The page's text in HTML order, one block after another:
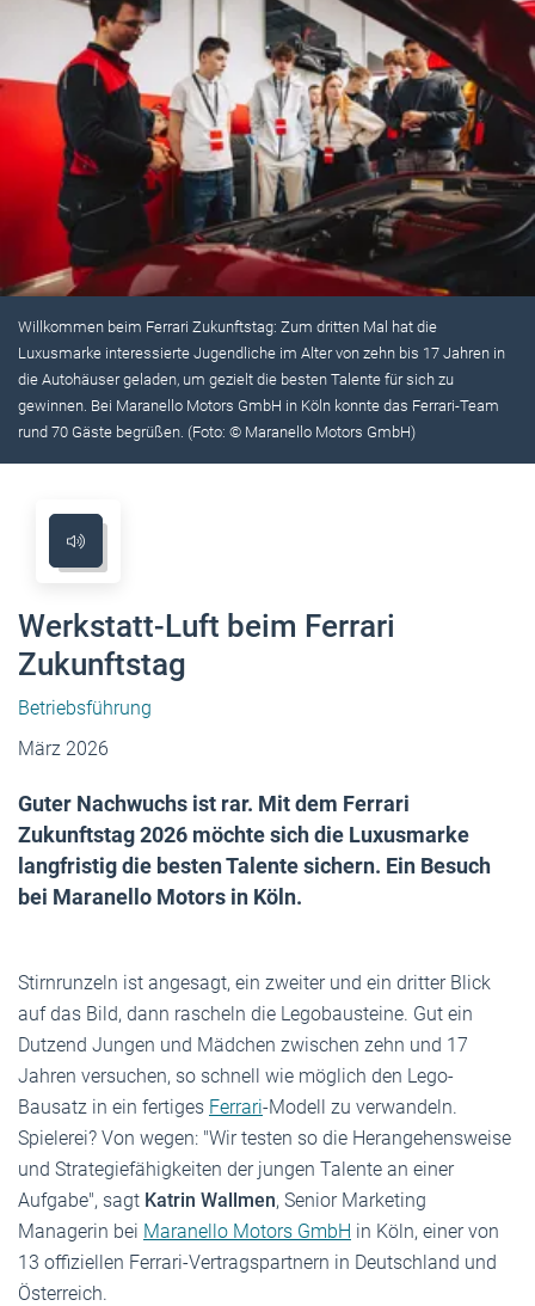
Willkommen beim Ferrari Zukunftstag: Zum dritten Mal hat die
Luxusmarke interessierte Jugendliche im Alter von zehn bis 17 Jahren in
die Autohäuser geladen, um gezielt die besten Talente für sich zu
gewinnen. Bei Maranello Motors GmbH in Köln konnte das Ferrari-Team
rund 70 Gäste begrüßen. (Foto: © Maranello Motors GmbH)
Werkstatt-Luft beim Ferrari
Zukunftstag
Betriebsführung
März 2026
Guter Nachwuchs ist rar. Mit dem Ferrari
Zukunftstag 2026 möchte sich die Luxusmarke
langfristig die besten Talente sichern. Ein Besuch
bei Maranello Motors in Köln.
Stirnrunzeln ist angesagt, ein zweiter und ein dritter Blick
auf das Bild, dann rascheln die Legobausteine. Gut ein
Dutzend Jungen und Mädchen zwischen zehn und 17
Jahren versuchen, so schnell wie möglich den Lego-
Bausatz in ein fertiges Ferrari-Modell zu verwandeln.
Spielerei? Von wegen: "Wir testen so die Herangehensweise
und Strategiefähigkeiten der jungen Talente an einer
Aufgabe", sagt Katrin Wallmen, Senior Marketing
Managerin bei Maranello Motors GmbH in Köln, einer von
13 offiziellen Ferrari-Vertragspartnern in Deutschland und
Österreich.